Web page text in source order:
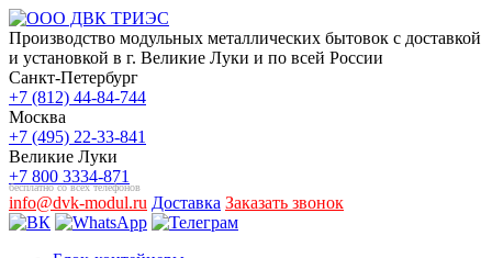
Производство модульных металлических бытовок с доставкой
и установкой в г. Великие Луки и по всей России
Санкт-Петербург
+7 (812) 44-84-744
Москва
+7 (495) 22-33-841
Великие Луки
+7 800 3334-871
бесплатно со всех телефонов
info@dvk-modul.ru Доставка Заказать звонок